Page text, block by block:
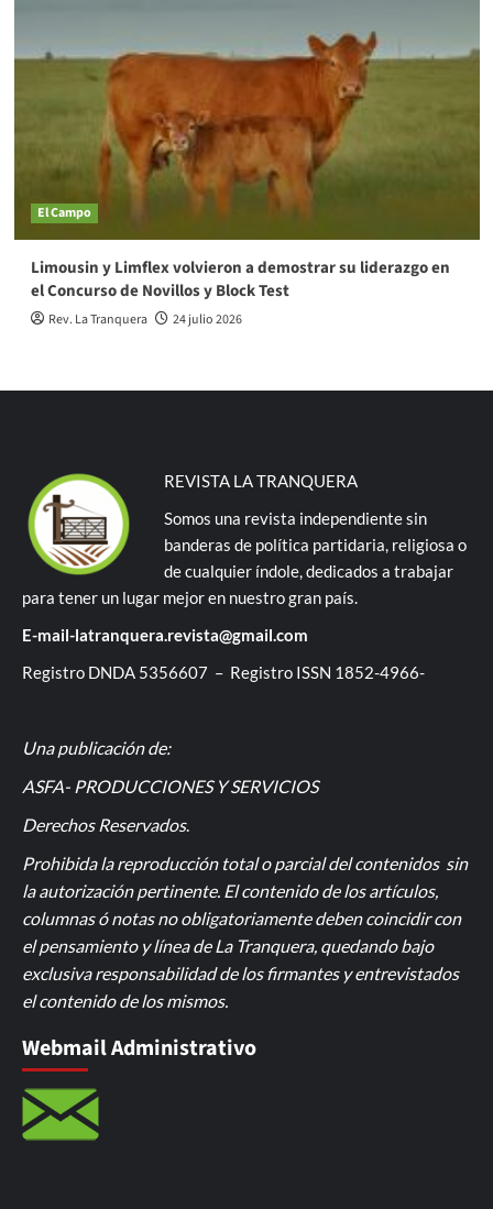
El Campo
Limousin y Limflex volvieron a demostrar su liderazgo en
el Concurso de Novillos y Block Test
Rev. La Tranquera 24 julio 2026
REVISTA LA TRANQUERA
Somos una revista independiente sin
banderas de política partidaria, religiosa o
de cualquier índole, dedicados a trabajar
para tener un lugar mejor en nuestro gran país.
E-mail-latranquera.revista@gmail.com
Registro DNDA 5356607 – Registro ISSN 1852-4966-
Una publicación de:
ASFA- PRODUCCIONES Y SERVICIOS
Derechos Reservados.
Prohibida la reproducción total o parcial del contenidos sin
la autorización pertinente. El contenido de los artículos,
columnas ó notas no obligatoriamente deben coincidir con
el pensamiento y línea de La Tranquera, quedando bajo
exclusiva responsabilidad de los firmantes y entrevistados
el contenido de los mismos.
Webmail Administrativo